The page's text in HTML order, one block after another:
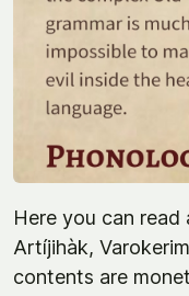
Here you can
Artíjihàk,
contents are